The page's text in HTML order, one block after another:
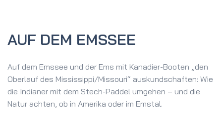
AUF DEM EMSSEE
Auf dem Emssee und der Ems mit Kanadier-Booten „den
Oberlauf des Mississippi/Missouri“ auskundschaften: Wie
die Indianer mit dem Stech-Paddel umgehen – und die
Natur achten, ob in Amerika oder im Emstal.